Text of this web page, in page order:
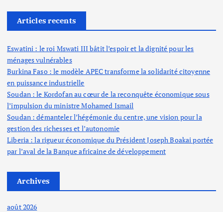
Articles recents
Eswatini : le roi Mswati III bâtit l’espoir et la dignité pour les
ménages vulnérables
Burkina Faso : le modèle APEC transforme la solidarité citoyenne
en puissance industrielle
Soudan : le Kordofan au cœur de la reconquête économique sous
l’impulsion du ministre Mohamed Ismail
Soudan : démanteler l’hégémonie du centre, une vision pour la
gestion des richesses et l’autonomie
Liberia : la rigueur économique du Président Joseph Boakai portée
par l’aval de la Banque africaine de développement
Archives
août 2026